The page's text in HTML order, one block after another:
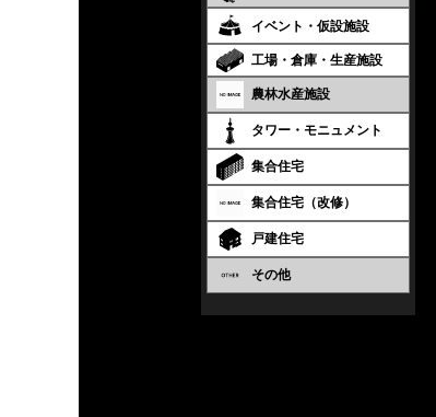
イベント・仮設施設
工場・倉庫・生産施設
農林水産施設
タワー・モニュメント
集合住宅
集合住宅（改修）
戸建住宅
その他